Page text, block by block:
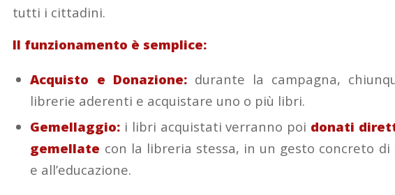
tutti i cittadini.
Il funzionamento è semplice:
Acquisto e Donazione:durante la campagna,
librerie aderenti e acquistare uno o più libri.
Gemellaggio: i libri acquistati verranno poi donati
gemellate con la libreria stessa, in un gesto concreto
e all’educazione.